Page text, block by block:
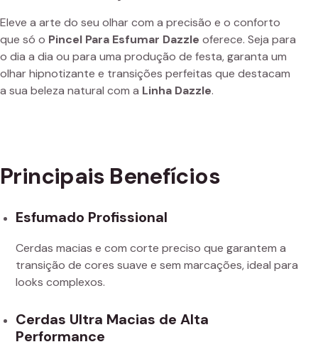
Eleve a arte do seu olhar com a precisão e o conforto
que só o Pincel Para Esfumar Dazzle oferece. Seja para
o dia a dia ou para uma produção de festa, garanta um
olhar hipnotizante e transições perfeitas que destacam
a sua beleza natural com a Linha Dazzle.
Principais Benefícios
Esfumado Profissional
Cerdas macias e com corte preciso que garantem a
transição de cores suave e sem marcações, ideal para
looks complexos.
Cerdas Ultra Macias de Alta
Performance